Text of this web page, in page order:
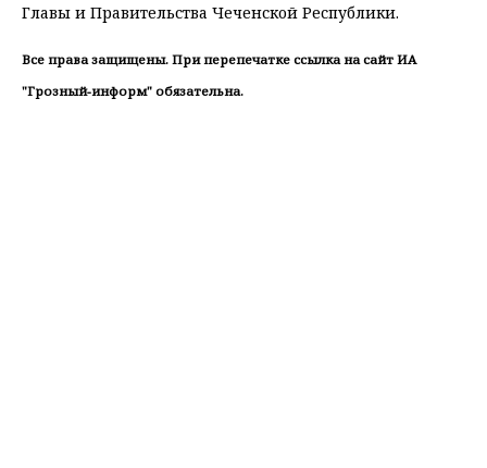
Главы и Правительства Чеченской Республики.
Все права защищены. При перепечатке ссылка на сайт ИА
"Грозный-информ" обязательна.